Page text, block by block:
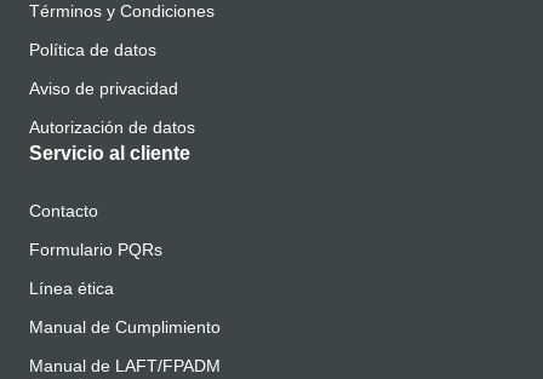
Términos y Condiciones
Política de datos
Aviso de privacidad
Autorización de datos
Servicio al cliente
Contacto
Formulario PQRs
Línea ética
Manual de Cumplimiento
Manual de LAFT/FPADM